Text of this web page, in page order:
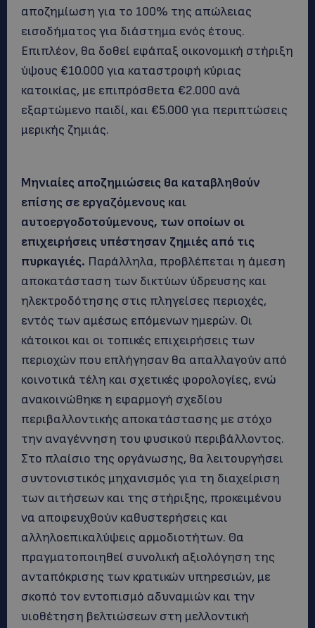
αποζημίωση για το 100% της απώλειας
εισοδήματος για διάστημα ενός έτους.
Επιπλέον, θα δοθεί εφάπαξ οικονομική στήριξη
ύψους €10.000 για καταστροφή κύριας
κατοικίας, με επιπρόσθετα €2.000 ανά
εξαρτώμενο παιδί, και €5.000 για περιπτώσεις
μερικής ζημιάς.
Μηνιαίες αποζημιώσεις θα καταβληθούν
επίσης σε εργαζόμενους και
αυτοεργοδοτούμενους, των οποίων οι
επιχειρήσεις υπέστησαν ζημιές από τις
πυρκαγιές. Παράλληλα, προβλέπεται η άμεση
αποκατάσταση των δικτύων ύδρευσης και
ηλεκτροδότησης στις πληγείσες περιοχές,
εντός των αμέσως επόμενων ημερών. Οι
κάτοικοι και οι τοπικές επιχειρήσεις των
περιοχών που επλήγησαν θα απαλλαγούν από
κοινοτικά τέλη και σχετικές φορολογίες, ενώ
ανακοινώθηκε η εφαρμογή σχεδίου
περιβαλλοντικής αποκατάστασης με στόχο
την αναγέννηση του φυσικού περιβάλλοντος.
Στο πλαίσιο της οργάνωσης, θα λειτουργήσει
συντονιστικός μηχανισμός για τη διαχείριση
των αιτήσεων και της στήριξης, προκειμένου
να αποφευχθούν καθυστερήσεις και
αλληλοεπικαλύψεις αρμοδιοτήτων. Θα
πραγματοποιηθεί συνολική αξιολόγηση της
ανταπόκρισης των κρατικών υπηρεσιών, με
σκοπό τον εντοπισμό αδυναμιών και την
υιοθέτηση βελτιώσεων στη μελλοντική